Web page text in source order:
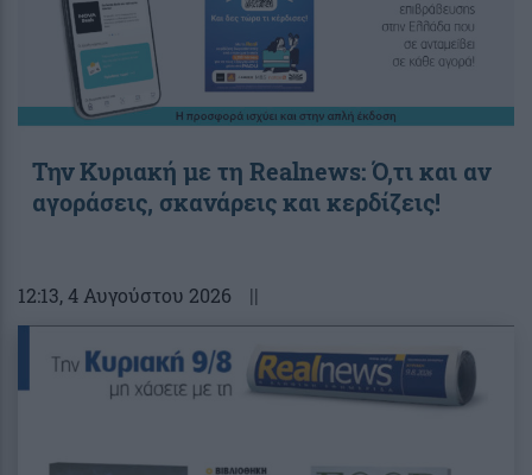
Την Κυριακή με τη Realnews: Ό,τι και αν
αγοράσεις, σκανάρεις και κερδίζεις!
12:13, 4 Αυγούστου 2026 ||